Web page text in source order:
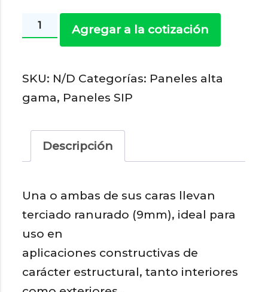
Terciado
estructural
9
mm
Agregar a la cotización
SKU: N/D Categorías: Paneles alta
gama, Paneles SIP
Descripción
Una o ambas de sus caras llevan
terciado ranurado (9mm), ideal para
uso en
aplicaciones constructivas de
carácter estructural, tanto interiores